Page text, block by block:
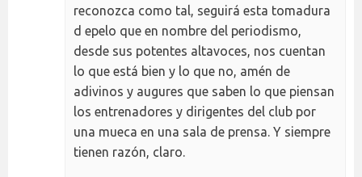
reconozca como tal, seguirá esta tomadura
d epelo que en nombre del periodismo,
desde sus potentes altavoces, nos cuentan
lo que está bien y lo que no, amén de
adivinos y augures que saben lo que piensan
los entrenadores y dirigentes del club por
una mueca en una sala de prensa. Y siempre
tienen razón, claro.